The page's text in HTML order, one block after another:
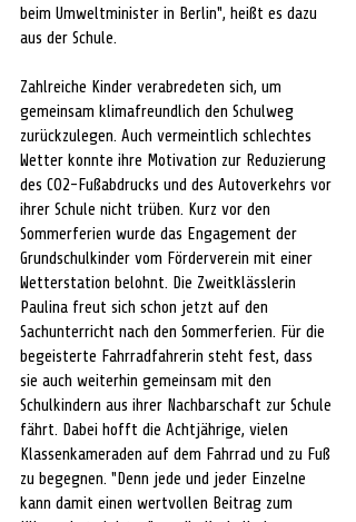
beim Umweltminister in Berlin", heißt es dazu
aus der Schule.
Zahlreiche Kinder verabredeten sich, um
gemeinsam klimafreundlich den Schulweg
zurückzulegen. Auch vermeintlich schlechtes
Wetter konnte ihre Motivation zur Reduzierung
des CO2-Fußabdrucks und des Autoverkehrs vor
ihrer Schule nicht trüben. Kurz vor den
Sommerferien wurde das Engagement der
Grundschulkinder vom Förderverein mit einer
Wetterstation belohnt. Die Zweitklässlerin
Paulina freut sich schon jetzt auf den
Sachunterricht nach den Sommerferien. Für die
begeisterte Fahrradfahrerin steht fest, dass
sie auch weiterhin gemeinsam mit den
Schulkindern aus ihrer Nachbarschaft zur Schule
fährt. Dabei hofft die Achtjährige, vielen
Klassenkameraden auf dem Fahrrad und zu Fuß
zu begegnen. "Denn jede und jeder Einzelne
kann damit einen wertvollen Beitrag zum